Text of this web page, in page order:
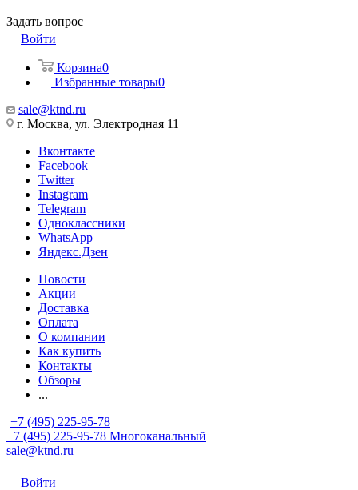
Задать вопрос
Войти
Корзина0
Избранные товары0
sale@ktnd.ru
г. Москва, ул. Электродная 11
Вконтакте
Facebook
Twitter
Instagram
Telegram
Одноклассники
WhatsApp
Яндекс.Дзен
Новости
Акции
Доставка
Оплата
О компании
Как купить
Контакты
Обзоры
...
+7 (495) 225-95-78
+7 (495) 225-95-78 Многоканальный
sale@ktnd.ru
Войти